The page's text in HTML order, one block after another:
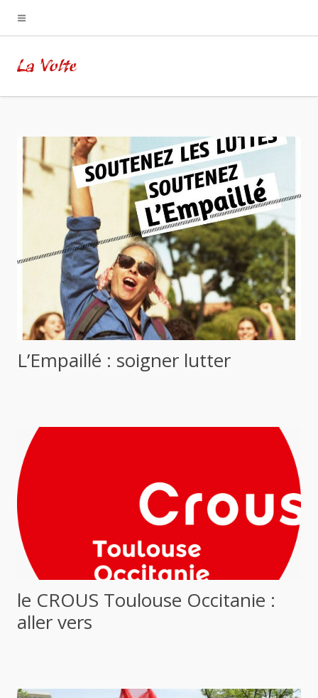
La Volte
L’Empaillé : soigner lutter
le CROUS Toulouse Occitanie :
aller vers